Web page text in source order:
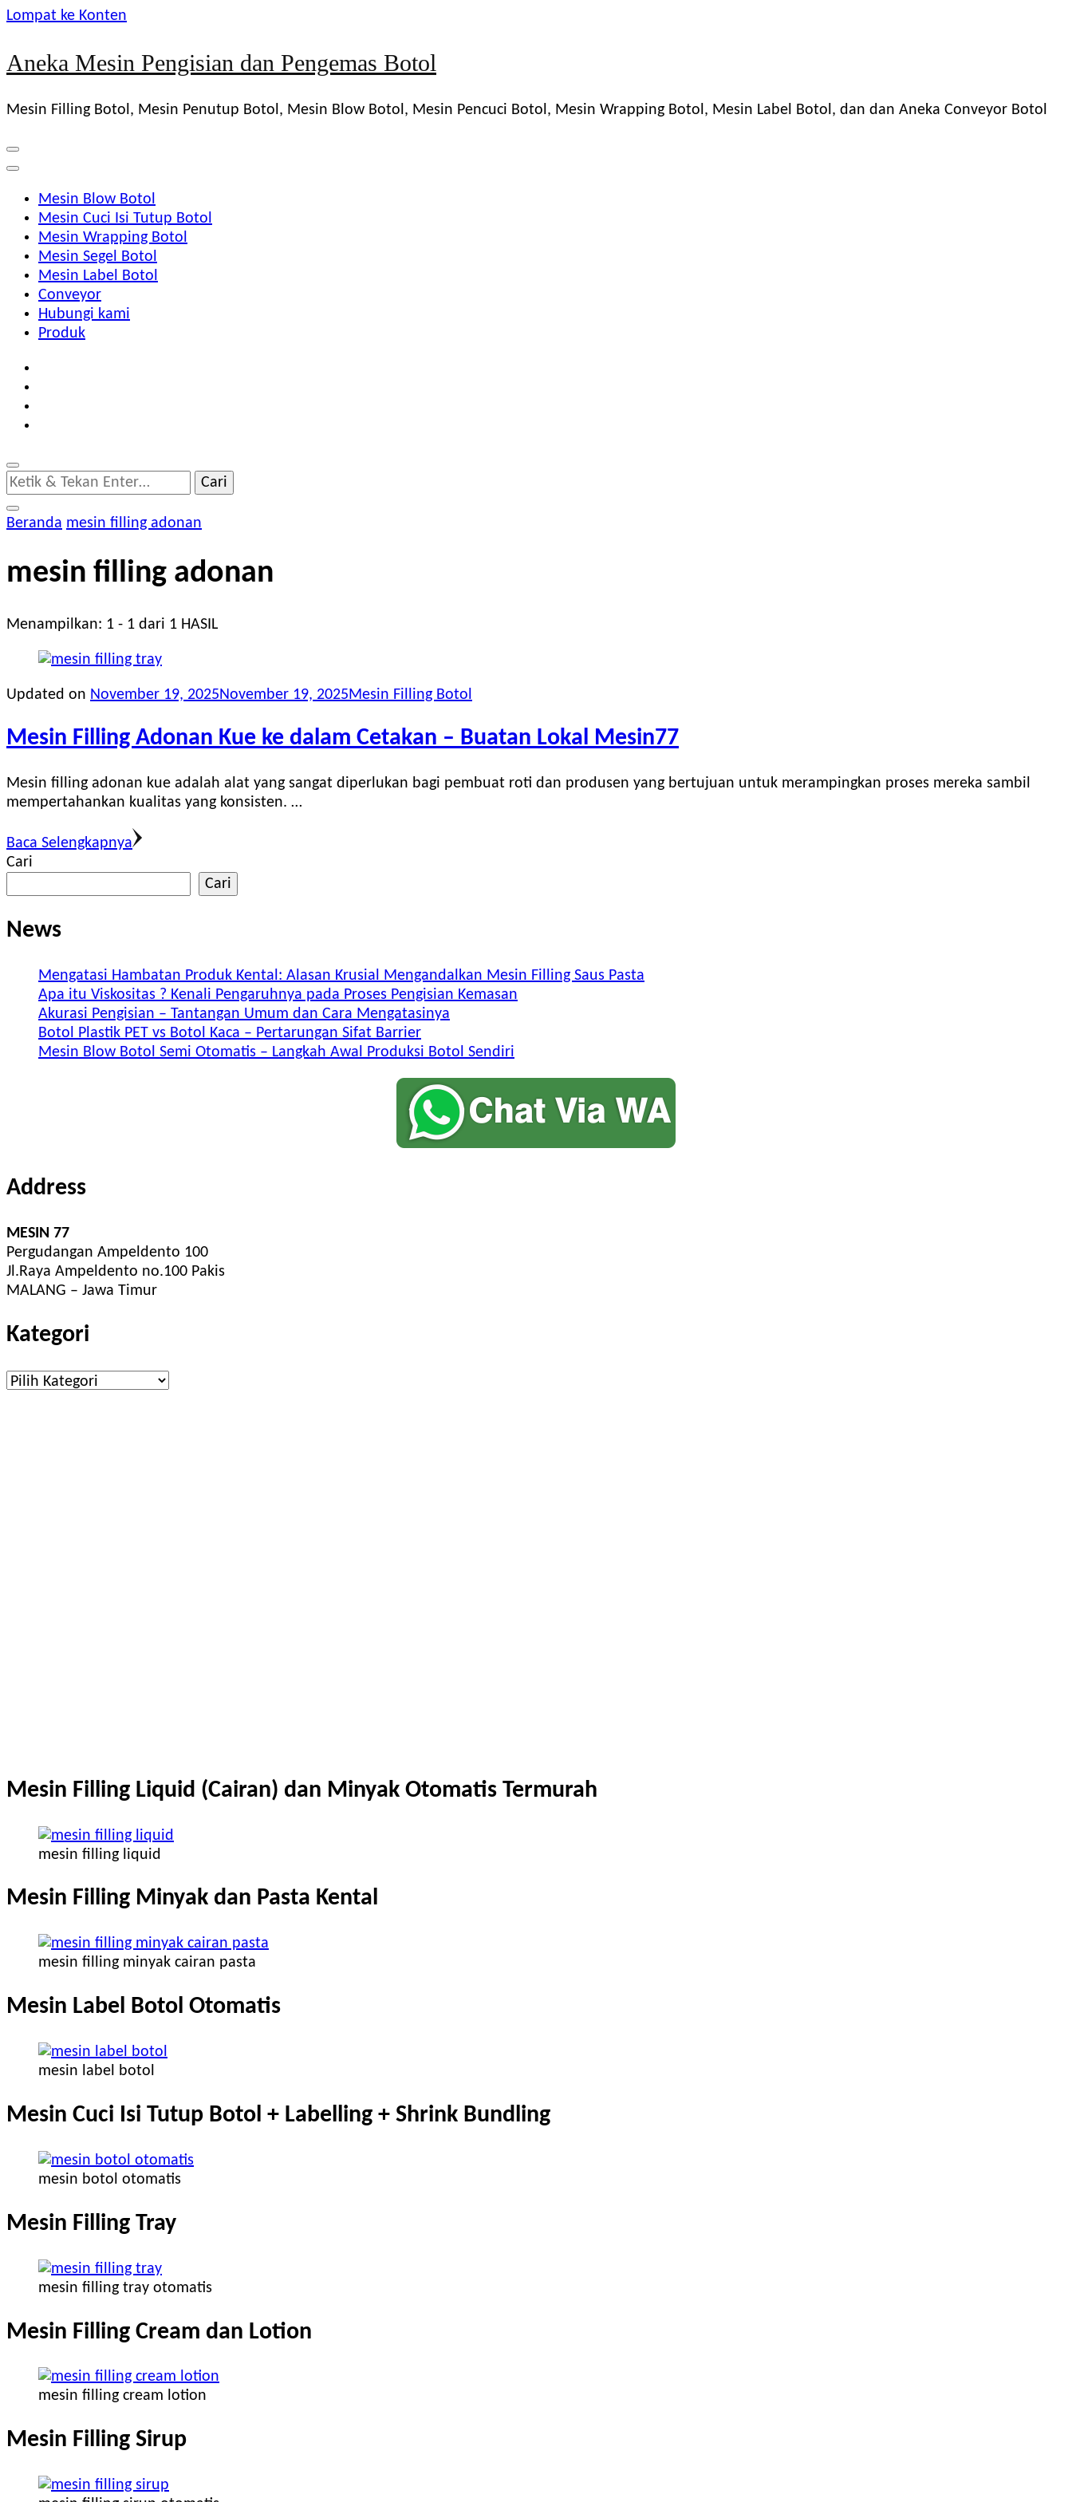
Lompat ke Konten
Aneka Mesin Pengisian dan Pengemas Botol
Mesin Filling Botol, Mesin Penutup Botol, Mesin Blow Botol, Mesin Pencuci Botol, Mesin Wrapping Botol, Mesin Label Botol, dan dan Aneka Conveyor Botol
Mesin Blow Botol
Mesin Cuci Isi Tutup Botol
Mesin Wrapping Botol
Mesin Segel Botol
Mesin Label Botol
Conveyor
Hubungi kami
Produk
Mencari
Sesuatu?
Beranda mesin filling adonan
mesin filling adonan
Menampilkan: 1 - 1 dari 1 HASIL
Updated on November 19, 2025 November 19, 2025 Mesin Filling Botol
Mesin Filling Adonan Kue ke dalam Cetakan – Buatan Lokal Mesin77
Mesin filling adonan kue adalah alat yang sangat diperlukan bagi pembuat roti dan produsen yang bertujuan untuk merampingkan proses mereka sambil
mempertahankan kualitas yang konsisten. …
Baca Selengkapnya
Cari
Cari
News
Mengatasi Hambatan Produk Kental: Alasan Krusial Mengandalkan Mesin Filling Saus Pasta
Apa itu Viskositas ? Kenali Pengaruhnya pada Proses Pengisian Kemasan
Akurasi Pengisian – Tantangan Umum dan Cara Mengatasinya
Botol Plastik PET vs Botol Kaca – Pertarungan Sifat Barrier
Mesin Blow Botol Semi Otomatis – Langkah Awal Produksi Botol Sendiri
Address
MESIN 77
Pergudangan Ampeldento 100
Jl.Raya Ampeldento no.100 Pakis
MALANG – Jawa Timur
Kategori
Kategori
Mesin Filling Liquid (Cairan) dan Minyak Otomatis Termurah
mesin filling liquid
Mesin Filling Minyak dan Pasta Kental
mesin filling minyak cairan pasta
Mesin Label Botol Otomatis
mesin label botol
Mesin Cuci Isi Tutup Botol + Labelling + Shrink Bundling
mesin botol otomatis
Mesin Filling Tray
mesin filling tray otomatis
Mesin Filling Cream dan Lotion
mesin filling cream lotion
Mesin Filling Sirup